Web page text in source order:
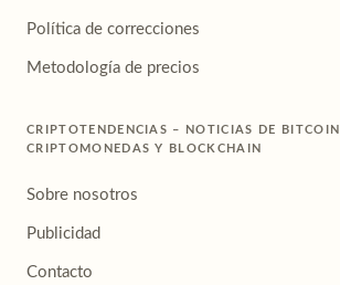
Política de correcciones
Metodología de precios
CRIPTOTENDENCIAS – NOTICIAS DE BITCOIN,
CRIPTOMONEDAS Y BLOCKCHAIN
Sobre nosotros
Publicidad
Contacto